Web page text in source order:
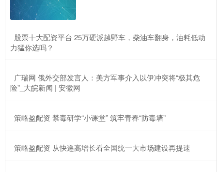
​股票十大配资平台 25万硬派越野车，柴油车翻身，油耗低动
力猛你选吗？
​广瑞网 俄外交部发言人：美方军事介入以伊冲突将“极其危
险”_大皖新闻 | 安徽网
​策略盈配资 禁毒研学“小课堂” 筑牢青春“防毒墙”
​策略盈配资 从快递高增长看全国统一大市场建设再提速